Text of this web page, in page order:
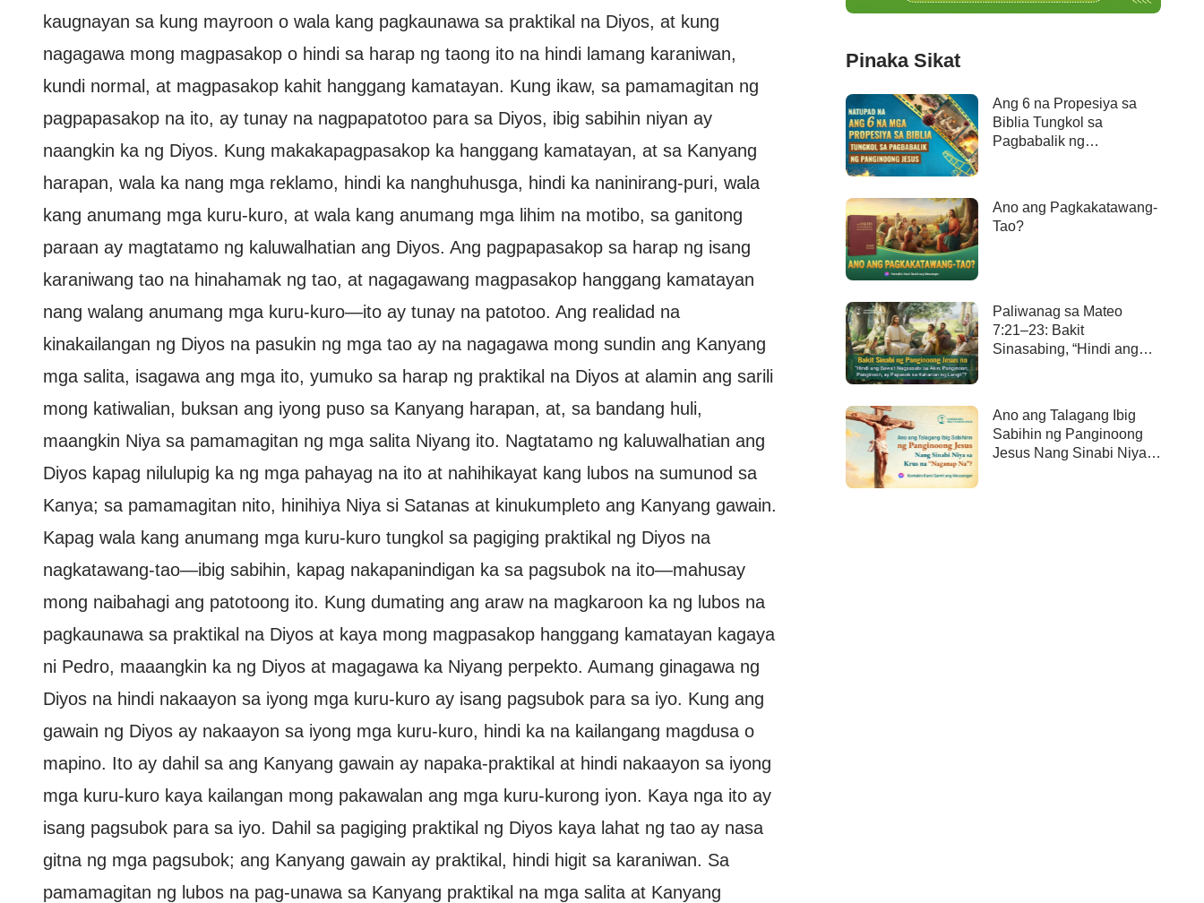
kaugnayan sa kung mayroon o wala kang pagkaunawa sa praktikal na Diyos, at kung
nagagawa mong magpasakop o hindi sa harap ng taong ito na hindi lamang karaniwan,
kundi normal, at magpasakop kahit hanggang kamatayan. Kung ikaw, sa pamamagitan ng
pagpapasakop na ito, ay tunay na nagpapatotoo para sa Diyos, ibig sabihin niyan ay
naangkin ka ng Diyos. Kung makakapagpasakop ka hanggang kamatayan, at sa Kanyang
harapan, wala ka nang mga reklamo, hindi ka nanghuhusga, hindi ka naninirang-puri, wala
kang anumang mga kuru-kuro, at wala kang anumang mga lihim na motibo, sa ganitong
paraan ay magtatamo ng kaluwalhatian ang Diyos. Ang pagpapasakop sa harap ng isang
karaniwang tao na hinahamak ng tao, at nagagawang magpasakop hanggang kamatayan
nang walang anumang mga kuru-kuro—ito ay tunay na patotoo. Ang realidad na
kinakailangan ng Diyos na pasukin ng mga tao ay na nagagawa mong sundin ang Kanyang
mga salita, isagawa ang mga ito, yumuko sa harap ng praktikal na Diyos at alamin ang sarili
mong katiwalian, buksan ang iyong puso sa Kanyang harapan, at, sa bandang huli,
maangkin Niya sa pamamagitan ng mga salita Niyang ito. Nagtatamo ng kaluwalhatian ang
Diyos kapag nilulupig ka ng mga pahayag na ito at nahihikayat kang lubos na sumunod sa
Kanya; sa pamamagitan nito, hinihiya Niya si Satanas at kinukumpleto ang Kanyang gawain.
Kapag wala kang anumang mga kuru-kuro tungkol sa pagiging praktikal ng Diyos na
nagkatawang-tao—ibig sabihin, kapag nakapanindigan ka sa pagsubok na ito—mahusay
mong naibahagi ang patotoong ito. Kung dumating ang araw na magkaroon ka ng lubos na
pagkaunawa sa praktikal na Diyos at kaya mong magpasakop hanggang kamatayan kagaya
ni Pedro, maaangkin ka ng Diyos at magagawa ka Niyang perpekto. Aumang ginagawa ng
Diyos na hindi nakaayon sa iyong mga kuru-kuro ay isang pagsubok para sa iyo. Kung ang
gawain ng Diyos ay nakaayon sa iyong mga kuru-kuro, hindi ka na kailangang magdusa o
mapino. Ito ay dahil sa ang Kanyang gawain ay napaka-praktikal at hindi nakaayon sa iyong
mga kuru-kuro kaya kailangan mong pakawalan ang mga kuru-kurong iyon. Kaya nga ito ay
isang pagsubok para sa iyo. Dahil sa pagiging praktikal ng Diyos kaya lahat ng tao ay nasa
gitna ng mga pagsubok; ang Kanyang gawain ay praktikal, hindi higit sa karaniwan. Sa
pamamagitan ng lubos na pag-unawa sa Kanyang praktikal na mga salita at Kanyang
Pinaka Sikat
Ang 6 na Propesiya sa
Biblia Tungkol sa
Pagbabalik ng
Ano ang Pagkakatawang-
Tao?
Paliwanag sa Mateo
7:21–23: Bakit
Sinasabing, “Hindi ang
ng langit”?
Ano ang Talagang Ibig
Sabihin ng Panginoong
Jesus Nang Sinabi Niya